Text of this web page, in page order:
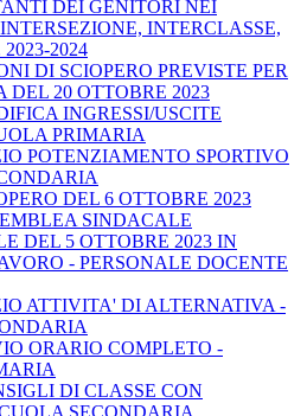
DEI GENITORI NEI
INTERCLASSE,
2024
DI SCIOPERO PREVISTE PER
DEL 20 OTTOBRE 2023
INGRESSI/USCITE
PRIMARIA
POTENZIAMENTO SPORTIVO
DEL 6 OTTOBRE 2023
SINDACALE
DEL 5 OTTOBRE 2023 IN
- PERSONALE DOCENTE
ATTIVITA' DI ALTERNATIVA -
ORARIO COMPLETO -
DI CLASSE CON